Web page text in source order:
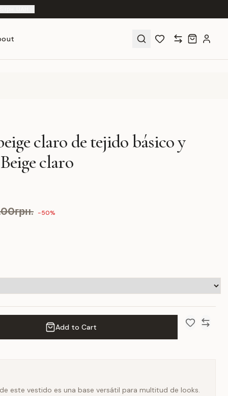
claro de tejido básico y
claro
-50%
Add to Cart
este vestido es una base versátil para multitud de looks.